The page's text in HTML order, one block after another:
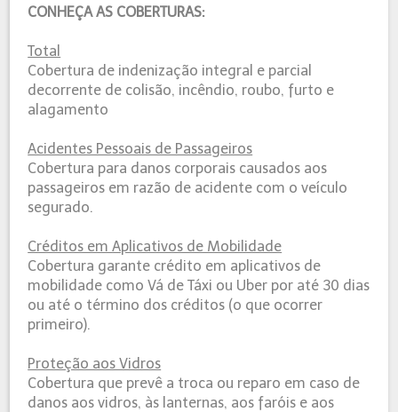
CONHEÇA AS COBERTURAS:
Total
Cobertura de indenização integral e parcial
decorrente de colisão, incêndio, roubo, furto e
alagamento
Acidentes Pessoais de Passageiros
Cobertura para danos corporais causados aos
passageiros em razão de acidente com o veículo
segurado.
Créditos em Aplicativos de Mobilidade
Cobertura garante crédito em aplicativos de
mobilidade como Vá de Táxi ou Uber por até 30 dias
ou até o término dos créditos (o que ocorrer
primeiro).
Proteção aos Vidros
Cobertura que prevê a troca ou reparo em caso de
danos aos vidros, às lanternas, aos faróis e aos